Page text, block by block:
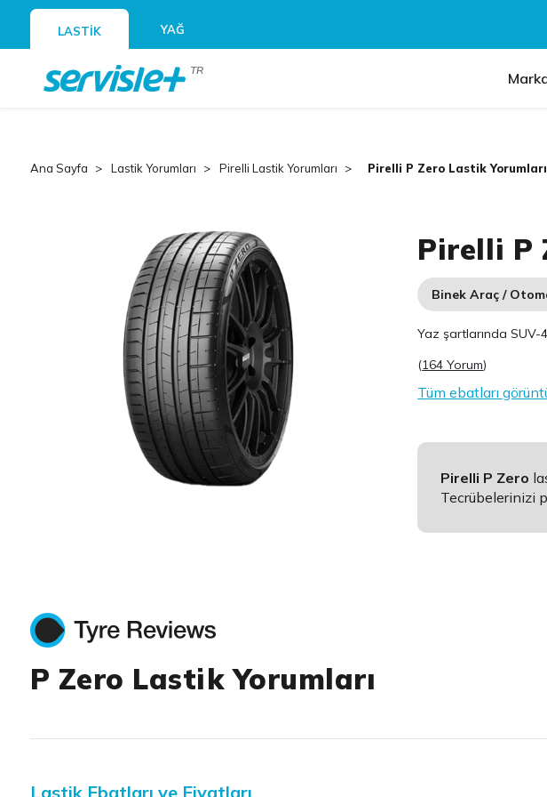
LASTİK YAĞ
TR
Ana Sayfa Lastik Yorumları Pirelli Lastik Yorumları Pirelli P Zero Lastik Yorumları
Pirelli P
Binek Araç /
Yaz şartlarında
(164 Yorum)
Tüm ebatları
Pirelli P Zero
Tecrübelerinizi
P Zero Lastik Yorumları
Lastik Ebatları ve Fiyatları